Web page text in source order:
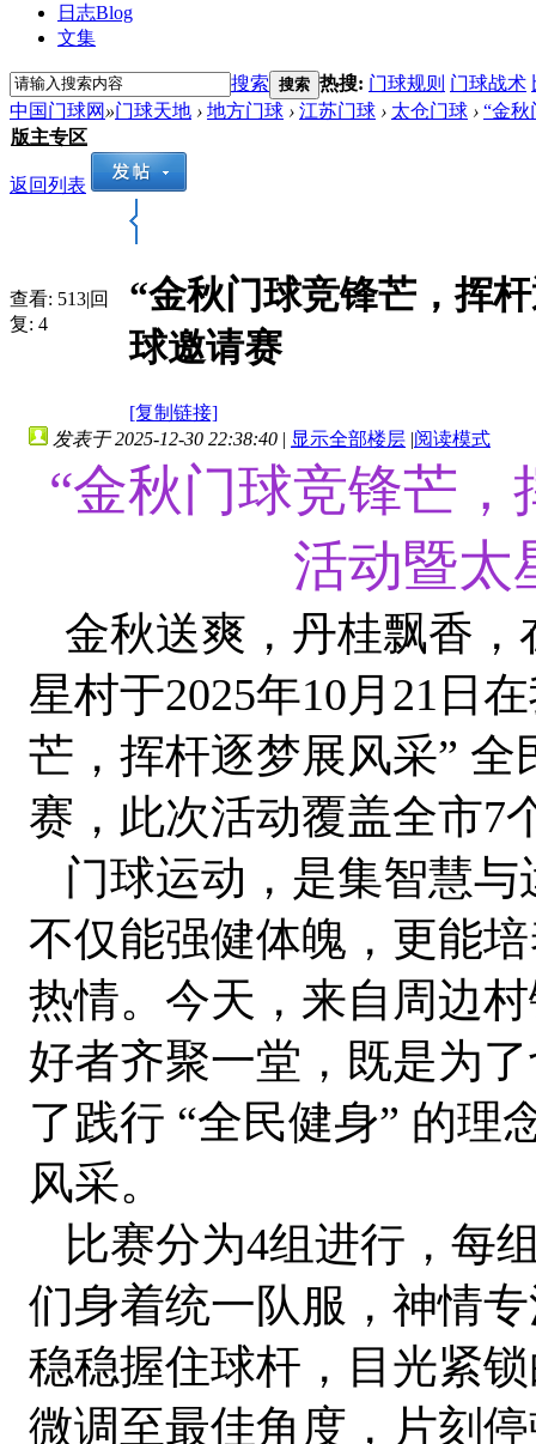
日志Blog
文集
搜索 搜索 热搜: 门球规则 门球战术
中国门球网 »门球天地 › 地方门球 › 江苏门球 › 太仓门球 › “金秋
版主专区
返回列表
查看: 513|回
复: 4
“金秋门球竞锋芒，挥
球邀请赛
[复制链接]
发表于 2025-12-30 22:38:40 | 显示全部楼层 |阅读模式
“金秋门球竞锋芒
活动暨太
金秋送爽，丹桂飘香，
星村于2025年10月21日
芒，挥杆逐梦展风采”
赛，此次活动覆盖全市7
门球运动，是集智慧与
不仅能强健体魄，更能
热情。今天，来自周边
好者齐聚一堂，既是为
了践行 “全民健身” 的理
风采。
比赛分为4组进行，每
们身着统一队服，神情
稳稳握住球杆，目光紧
微调至最佳角度，片刻